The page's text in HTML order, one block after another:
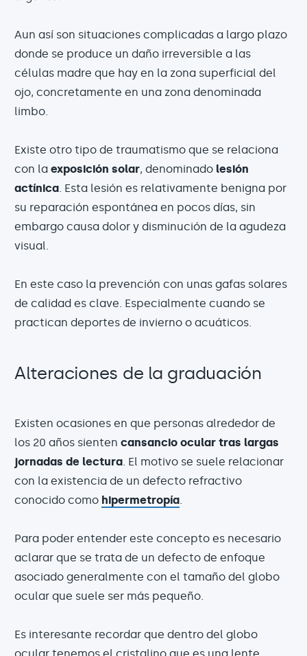
Aun así son situaciones complicadas a largo plazo
donde se produce un daño irreversible a las
células madre que hay en la zona superficial del
ojo, concretamente en una zona denominada
limbo.
Existe otro tipo de traumatismo que se relaciona
con la exposición solar, denominado lesión
actínica . Esta lesión es relativamente benigna por
su reparación espontánea en pocos días, sin
embargo causa dolor y disminución de la agudeza
visual.
En este caso la prevención con unas gafas solares
de calidad es clave. Especialmente cuando se
practican deportes de invierno o acuáticos.
Alteraciones de la graduación
Existen ocasiones en que personas alrededor de
los 20 años sienten cansancio ocular tras largas
jornadas de lectura . El motivo se suele relacionar
con la existencia de un defecto refractivo
conocido como hipermetropía
Para poder entender este concepto es necesario
aclarar que se trata de un defecto de enfoque
asociado generalmente con el tamaño del globo
ocular que suele ser más pequeño.
Es interesante recordar que dentro del globo
ocular tenemos el cristalino que es una lente